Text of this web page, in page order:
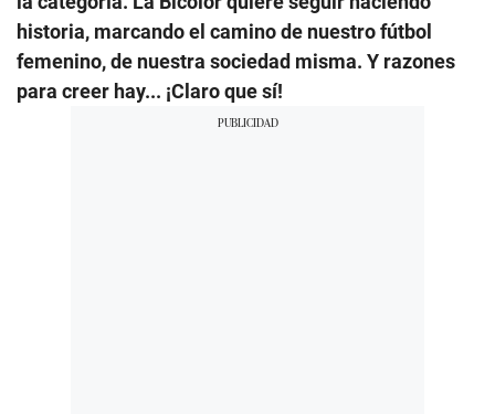
historia, marcando el camino de nuestro fútbol
femenino, de nuestra sociedad misma. Y razones
para creer hay... ¡Claro que sí!